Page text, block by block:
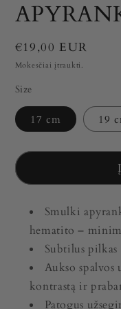
Įprasta
kaina
€19,00 EUR
Mokesčiai įtraukti.
Size
17 cm 19
Smulki
hematito –
Subtilus
Aukso spalvos
kontrastą ir
Patogus